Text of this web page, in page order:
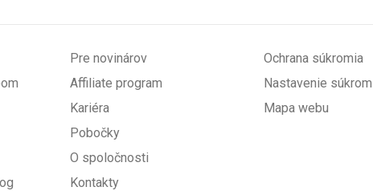
Pre novinárov
Affiliate program
Kariéra
Pobočky
O spoločnosti
Kontakty
Ochrana súkromia
Nastavenie
Mapa webu